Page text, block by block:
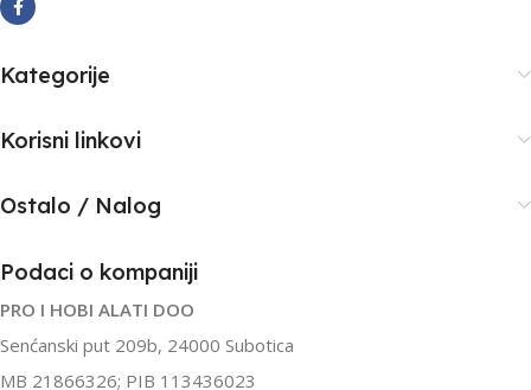
Kategorije
Korisni linkovi
Ostalo / Nalog
Podaci o kompaniji
PRO I HOBI ALATI DOO
Senćanski put 209b, 24000 Subotica
MB 21866326; PIB 113436023